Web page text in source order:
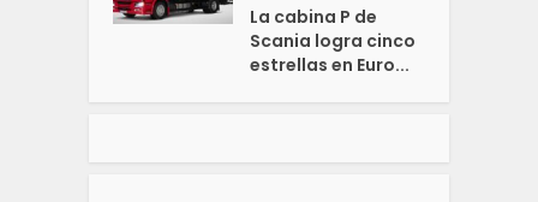
La cabina P de
Scania logra cinco
estrellas en Euro...